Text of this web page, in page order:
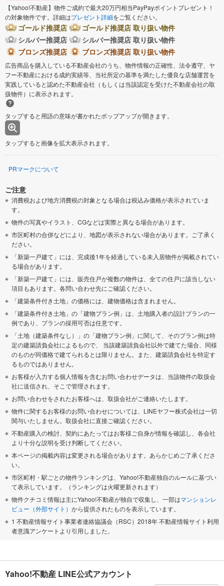
【Yahoo!不動産】物件ご成約で最大20万円相当PayPayポイントプレゼント！
の対象物件です。詳細はプレゼント詳細をご覧ください。
ゴールド推奨店
ゴールド推奨店 取り扱い物件
シルバー推奨店
シルバー推奨店 取り扱い物件
ブロンズ推奨店
ブロンズ推奨店 取り扱い物件
広告商品を購入している不動産会社のうち、物件情報の正確性、法令遵守、ヤ
フー不動産における成約実績等、当社所定の基準を満たした優良な店舗運営を
実践していると認めた不動産会社（もしくは当該認定を受けた不動産会社の取
扱物件）に表示されます。
タップすると用語の意味が書かれたポップアップが開きます。
タップすると画像を拡大表示されます。
PRマークについて
ご注意
消費税および地方消費税の対象となる場合は税込み価格が表示されていま
す。
物件の写真やイラスト、CGなどは実際と異なる場合があります。
市区町村の合併などにより、地図が表示されない場合があります。ご了承く
ださい。
「新築一戸建て」には、完成後1年を経過している未入居物件が掲載されてい
る場合があります。
「新築一戸建て」には、販売住戸が複数の物件は、全ての住戸に該当しない
項目もあります。各問い合わせ先にご確認ください。
「建築条件付き土地」の価格には、建物価格は含まれません。
「建築条件付き土地」の「建物プラン例」は、土地購入者の設計プランの一
例であり、プランの採用可否は任意です。
「土地（建築条件なし）」の「建物プラン例」に関して、そのプラン例は特
定の建築請負会社によるもので、 当該建築請負会社以外で建てた場合、同様
のものが同価格で建てられるとは限りません。また、建築請負会社を特定す
るものではありません。
お客様が入力する個人情報を含むお問い合わせデータは、当該物件の取扱会
社に送信され、そこで管理されます。
お問い合わせをされたお客様へは、取扱会社がご連絡いたします。
物件に関するお客様のお問い合わせについては、LINEヤフー株式会社は一切
関与いたしません。取扱会社に直接ご確認ください。
不動産購入の検討、契約にあたってはお客様ご自身が情報を確認し、各会社
より十分な説明を受け判断してください。
本ページの掲載内容は変更される場合があります。あらかじめご了承くださ
い。
市区町村・駅ごとの物件ランキングは、Yahoo!不動産独自のルールに基づい
て表示しています。（ランキングは火曜更新されます）
物件クチコミ情報は主にYahoo!不動産が独自で収集し、一部はマンションレ
ビュー（外部サイト） から提供されたものを表示しています。
1 不動産情報サイト事業者連絡協議会（RSC）2018年 不動産情報サイト利用
者意識アンケートより引用しました。
Yahoo!不動産 LINE公式アカウント